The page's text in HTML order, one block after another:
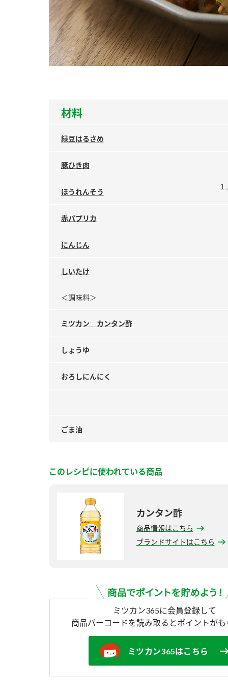
材料
緑豆はるさめ
豚ひき肉
ほうれんそう
赤パプリカ
にんじん
しいたけ
＜調味料＞
ミツカン カンタン酢
しょうゆ
おろしにんにく
ごま油
このレシピに使われている商品
カンタン酢
商品情報はこちら
ブランドサイトはこちら
ミツカン365に会員登録して
商品バーコードを読み取ると ポイントが
ミツカン365はこちら